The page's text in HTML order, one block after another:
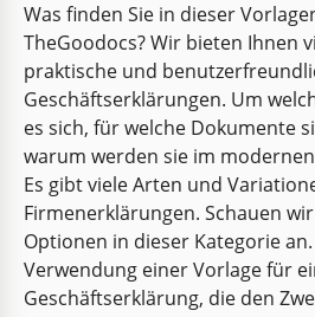
Was finden Sie in dieser
TheGoodocs? Wir bieten Ihnen
praktische und
Geschäftserklärungen. Um
es sich, für welche Dokumente
warum werden sie im
Es gibt viele Arten und
Firmenerklärungen. Schauen
Optionen in dieser Kategorie
Verwendung einer Vorlage für
Geschäftserklärung, die den